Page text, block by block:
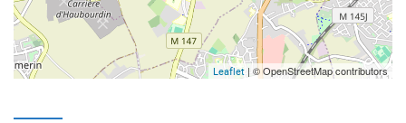
Leaflet | © OpenStreetMap contributors